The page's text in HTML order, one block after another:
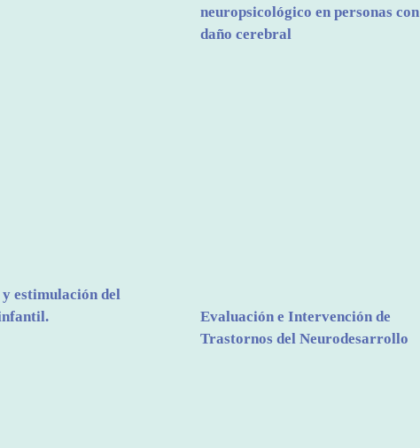
estimulación del
neuropsicológico en personas con
daño cerebral
Evaluación e Intervención de
Trastornos del Neurodesarrollo